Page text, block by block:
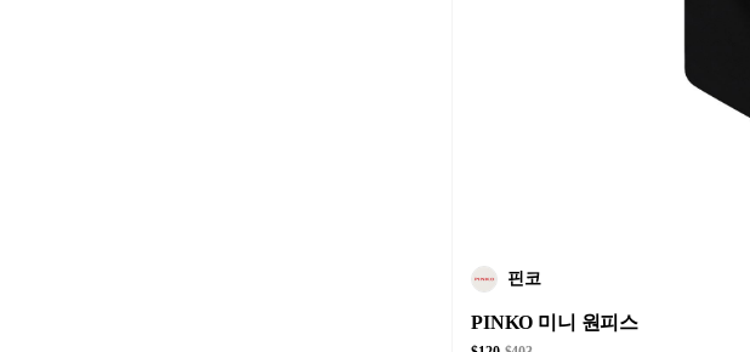
핀코
PINKO 미니 원피스